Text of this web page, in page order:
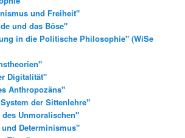
und Freiheit"
und das Böse"
in die Politische Philosophie" (WiSe
Digitalität"
Anthropozäns"
der Sittenlehre"
Unmoralischen"
Determinismus"